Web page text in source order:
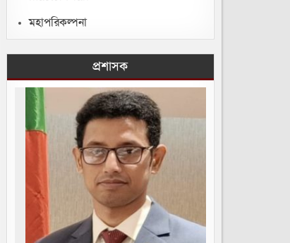
মহাপরিকল্পনা
প্রশাসক